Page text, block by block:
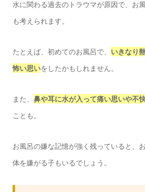
水に関わる過去のトラウマが原因で、お
も考えられます。
たとえば、初めてのお風呂で、 いきなり
怖い思いをしたかもしれません。
また、 鼻や耳に水が入って痛い思いや不
ことも。
お風呂の嫌な記憶が強く残っていると、
体を嫌がる子もいるでしょう。